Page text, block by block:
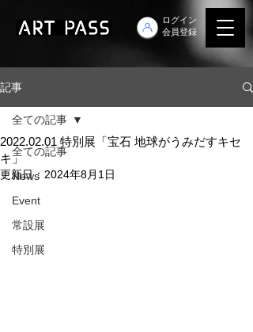
ログイン
会員登録
記事
全ての記事
News
Event
常設展
特別展
全ての記事
2022.02.01 特別展「宝石 地球がうみだすキセ
キ」
更新日： 2024年8月1日